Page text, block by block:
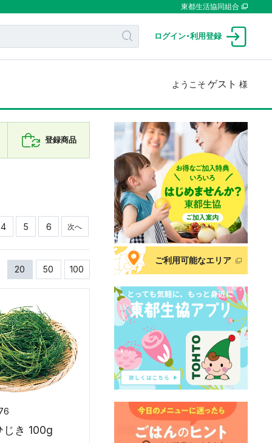
東都生活協同組合
ログイン・利用登録
ようこそ ゲスト 様
登録商品
4 5 6 次へ
20 50 100
じき 100g
ご利用可能なエリア